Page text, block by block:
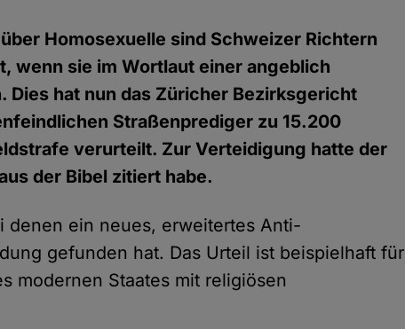
Homosexuelle sind Schweizer Richtern
wenn sie im Wortlaut einer angeblich
hat nun das Züricher Bezirksgericht
Straßenprediger zu 15.200
verurteilt. Zur Verteidigung hatte der
der Bibel zitiert habe.
denen ein neues, erweitertes Anti-
gefunden hat. Das Urteil ist beispielhaft für
modernen Staates mit religiösen